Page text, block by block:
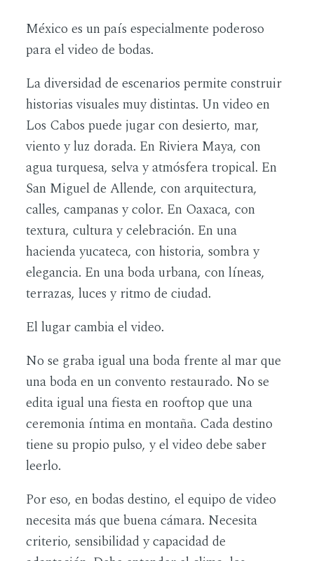
México es un país especialmente poderoso
para el video de bodas.
La diversidad de escenarios permite construir
historias visuales muy distintas. Un video en
Los Cabos puede jugar con desierto, mar,
viento y luz dorada. En Riviera Maya, con
agua turquesa, selva y atmósfera tropical. En
San Miguel de Allende, con arquitectura,
calles, campanas y color. En Oaxaca, con
textura, cultura y celebración. En una
hacienda yucateca, con historia, sombra y
elegancia. En una boda urbana, con líneas,
terrazas, luces y ritmo de ciudad.
El lugar cambia el video.
No se graba igual una boda frente al mar que
una boda en un convento restaurado. No se
edita igual una fiesta en rooftop que una
ceremonia íntima en montaña. Cada destino
tiene su propio pulso, y el video debe saber
leerlo.
Por eso, en bodas destino, el equipo de video
necesita más que buena cámara. Necesita
criterio, sensibilidad y capacidad de